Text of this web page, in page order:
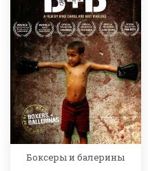
Боксеры и балерины